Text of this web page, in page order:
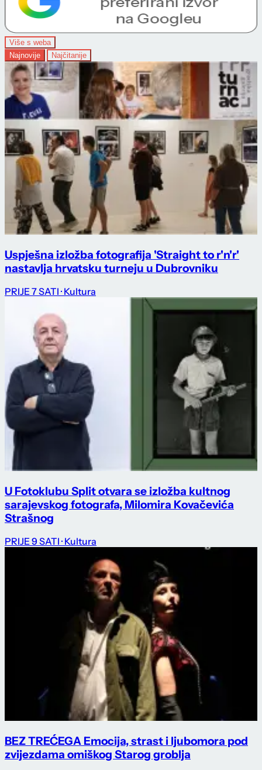
Više s weba
Najnovije
Najčitanije
Uspješna izložba fotografija 'Straight to r'n'r'
nastavlja hrvatsku turneju u Dubrovniku
PRIJE 7 SATI · Kultura
U Fotoklubu Split otvara se izložba kultnog
sarajevskog fotografa, Milomira Kovačevića
Strašnog
PRIJE 9 SATI · Kultura
BEZ TREĆEGA Emocija, strast i ljubomora pod
zvijezdama omiškog Starog groblja